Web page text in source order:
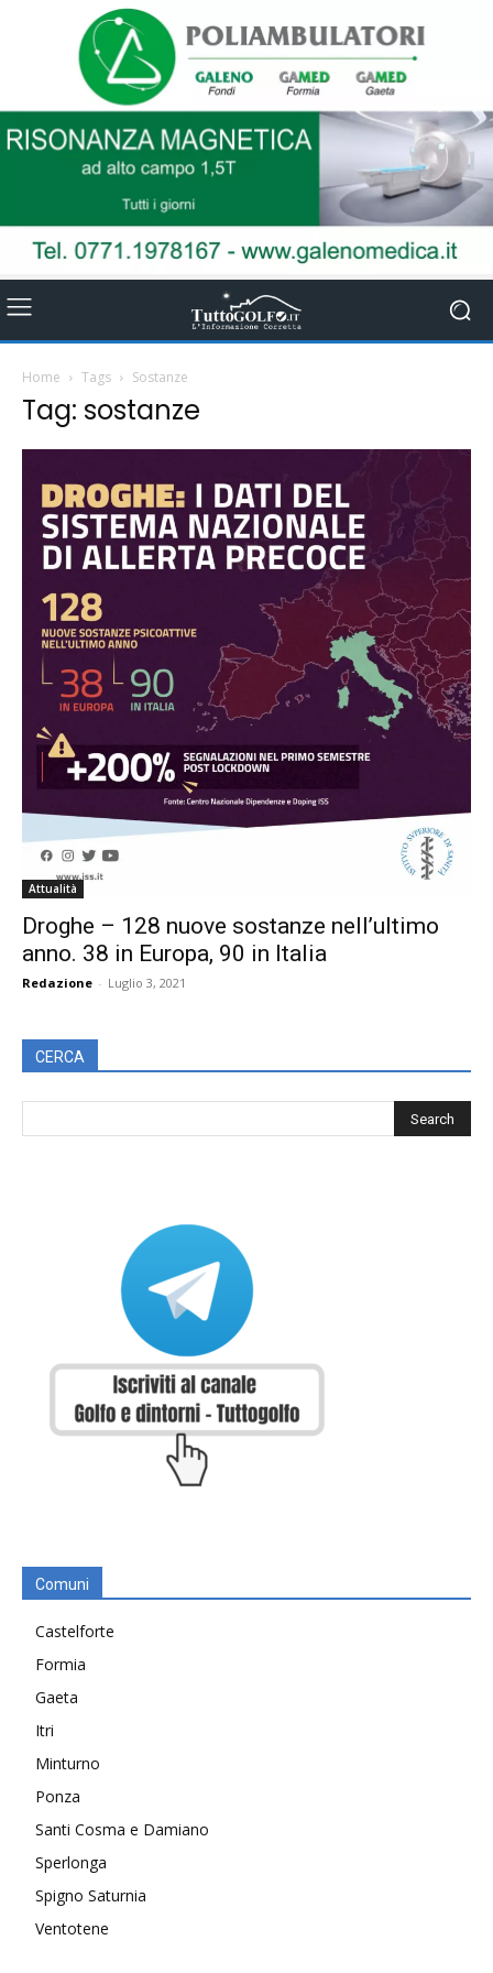
Home Tags Sostanze
Tag: sostanze
Attualità
Droghe – 128 nuove sostanze nell’ultimo
anno. 38 in Europa, 90 in Italia
Redazione - Luglio 3, 2021
CERCA
Comuni
Castelforte
Formia
Gaeta
Itri
Minturno
Ponza
Santi Cosma e Damiano
Sperlonga
Spigno Saturnia
Ventotene